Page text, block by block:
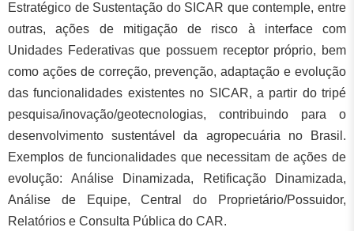
Estratégico de Sustentação do SICAR que contemple, entre
outras, ações de mitigação de risco à interface com
Unidades Federativas que possuem receptor próprio, bem
como ações de correção, prevenção, adaptação e evolução
das funcionalidades existentes no SICAR, a partir do tripé
pesquisa/inovação/geotecnologias, contribuindo para o
desenvolvimento sustentável da agropecuária no Brasil.
Exemplos de funcionalidades que necessitam de ações de
evolução: Análise Dinamizada, Retificação Dinamizada,
Análise de Equipe, Central do Proprietário/Possuidor,
Relatórios e Consulta Pública do CAR.